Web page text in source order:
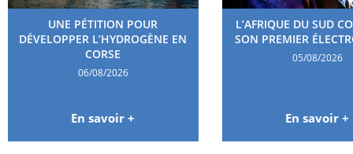
UNE PÉTITION POUR
DÉVELOPPER L’HYDROGÈNE EN
CORSE
06/08/2026
En savoir +
L’AFRIQUE DU SUD
SON PREMIER
05/08/2026
En savoir +